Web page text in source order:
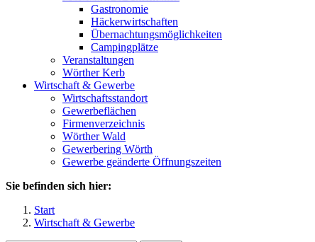
Gastronomie
Häckerwirtschaften
Übernachtungsmöglichkeiten
Campingplätze
Veranstaltungen
Wörther Kerb
Wirtschaft & Gewerbe
Wirtschaftsstandort
Gewerbeflächen
Firmenverzeichnis
Wörther Wald
Gewerbering Wörth
Gewerbe geänderte Öffnungszeiten
Sie befinden sich hier:
Start
Wirtschaft & Gewerbe